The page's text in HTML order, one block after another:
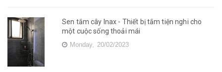
Sen tắm cây Inax - Thiết bị tắm tiện nghi cho
một cuộc sống thoải mái
Monday, 20/02/2023